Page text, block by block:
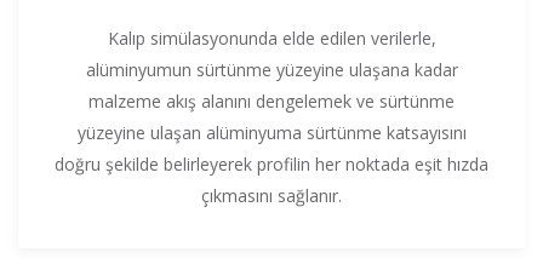
Kalıp simülasyonunda elde edilen verilerle,
alüminyumun sürtünme yüzeyine ulaşana kadar
malzeme akış alanını dengelemek ve sürtünme
yüzeyine ulaşan alüminyuma sürtünme katsayısını
doğru şekilde belirleyerek profilin her noktada eşit hızda
çıkmasını sağlanır.